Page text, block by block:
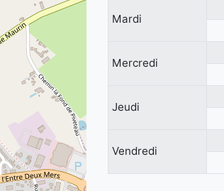
Mardi
Mercredi
Jeudi
Vendredi